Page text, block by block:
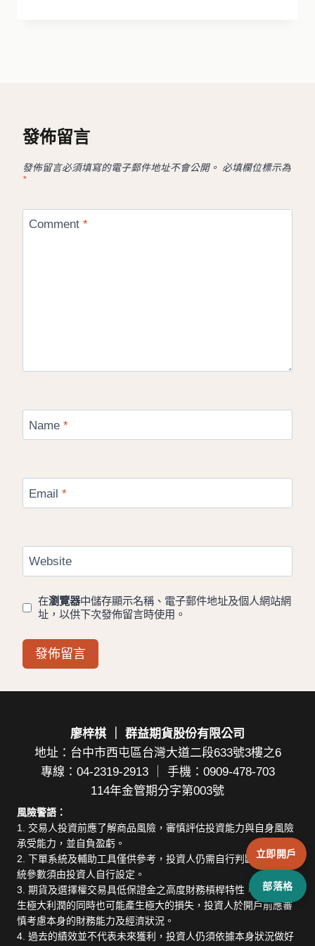
發佈留言
發佈留言必須填寫的電子郵件地址不會公開。 必填欄位標示為
*
Comment *
Name *
Email *
Website
在瀏覽器中儲存顯示名稱、電子郵件地址及個人網站網
址，以供下次發佈留言時使用。
廖梓棋 ｜ 群益期貨股份有限公司
地址：台中市西屯區台灣大道二段633號3樓之6
專線：04-2319-2913 ｜ 手機：0909-478-703
114年金管期分字第003號
風險警語：
1. 交易人投資前應了解商品風險，審慎評估投資能力與自身風險
承受能力，並自負盈虧。
2. 下單系統及輔助工具僅供參考，投資人仍需自行判斷，任何系
統參數須由投資人自行設定。
3. 期貨及選擇權交易具低保證金之高度財務槓桿特性，在可能產
生極大利潤的同時也可能產生極大的損失，投資人於開戶前應審
慎考慮本身的財務能力及經濟狀況。
4. 過去的績效並不代表未來獲利，投資人仍須依據本身狀況做好
立即開戶
部落格